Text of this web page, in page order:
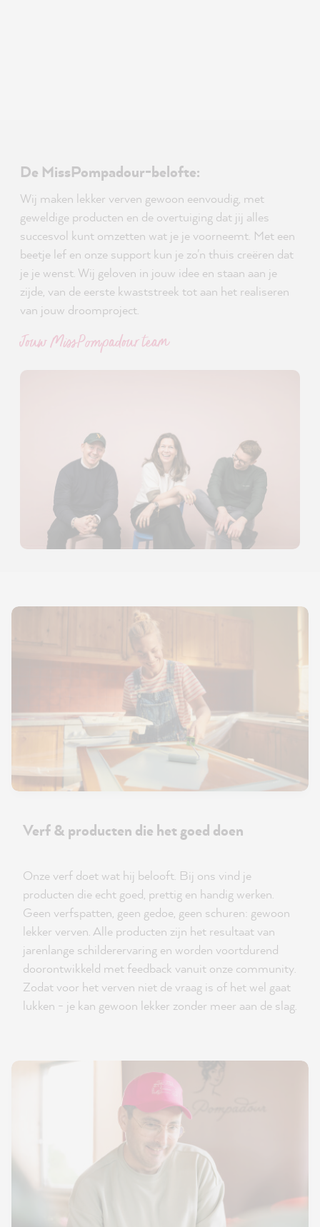
De MissPompadour-belofte:
Wij maken lekker verven gewoon eenvoudig, met
geweldige producten en de overtuiging dat jij alles
succesvol kunt omzetten wat je je voorneemt. Met een
beetje lef en onze support kun je zo'n thuis creëren dat
je je wenst. Wij geloven in jouw idee en staan aan je
zijde, van de eerste kwaststreek tot aan het realiseren
van jouw droomproject.
Jouw MissPompadour team
Verf & producten die het goed doen
Onze verf doet wat hij belooft. Bij ons vind je
producten die echt goed, prettig en handig werken.
Geen verfspatten, geen gedoe, geen schuren: gewoon
lekker verven. Alle producten zijn het resultaat van
jarenlange schilderervaring en worden voortdurend
doorontwikkeld met feedback vanuit onze community.
Zodat voor het verven niet de vraag is of het wel gaat
lukken - je kan gewoon lekker zonder meer aan de slag.